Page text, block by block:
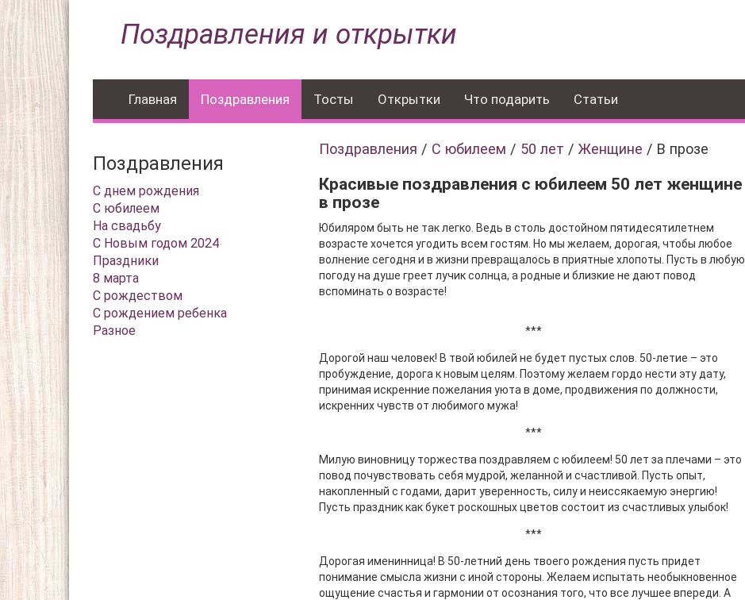
Поздравления и открытки
Главная Поздравления Тосты Открытки Что подарить Статьи
Поздравления
С днем рождения
С юбилеем
На свадьбу
С Новым годом 2024
Праздники
8 марта
С рождеством
С рождением ребенка
Разное
Поздравления / С юбилеем / 50 лет / Женщине / В прозе
Красивые поздравления с юбилеем 50 лет женщине
в прозе
Юбиляром быть не так легко. Ведь в столь достойном пятидесятилетнем
возрасте хочется угодить всем гостям. Но мы желаем, дорогая, чтобы любое
волнение сегодня и в жизни превращалось в приятные хлопоты. Пусть в любую
погоду на душе греет лучик солнца, а родные и близкие не дают повод
вспоминать о возрасте!
***
Дорогой наш человек! В твой юбилей не будет пустых слов. 50-летие – это
пробуждение, дорога к новым целям. Поэтому желаем гордо нести эту дату,
принимая искренние пожелания уюта в доме, продвижения по должности,
искренних чувств от любимого мужа!
***
Милую виновницу торжества поздравляем с юбилеем! 50 лет за плечами – это
повод почувствовать себя мудрой, желанной и счастливой. Пусть опыт,
накопленный с годами, дарит уверенность, силу и неиссякаемую энергию!
Пусть праздник как букет роскошных цветов состоит из счастливых улыбок!
***
Дорогая именинница! В 50-летний день твоего рождения пусть придет
понимание смысла жизни с иной стороны. Желаем испытать необыкновенное
ощущение счастья и гармонии от осознания того, что все лучшее впереди. А